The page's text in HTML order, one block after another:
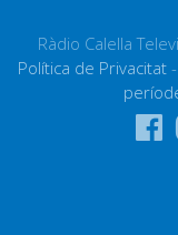
Ràdio Calella
Política de Privacitat -